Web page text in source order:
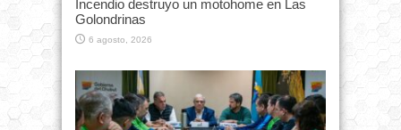
Incendio destruyo un motohome en Las
Golondrinas
6 agosto, 2026